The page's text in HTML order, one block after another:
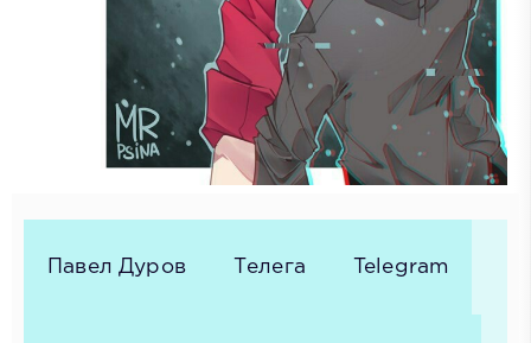
Павел Дуров Телега Telegram